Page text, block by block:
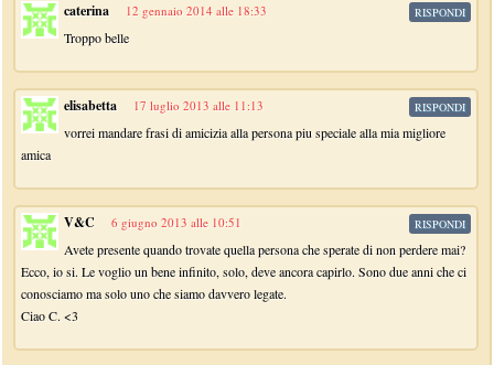
caterina 12 gennaio 2014 alle 18:33
Troppo belle
RISPONDI
elisabetta 17 luglio 2013 alle 11:13
vorrei mandare frasi di amicizia alla persona piu speciale alla mia migliore
amica
RISPONDI
V&C 6 giugno 2013 alle 10:51
Avete presente quando trovate quella persona che sperate di non perdere mai?
Ecco, io si. Le voglio un bene infinito, solo, deve ancora capirlo. Sono due anni che ci
conosciamo ma solo uno che siamo davvero legate.
Ciao C. <3
RISPONDI